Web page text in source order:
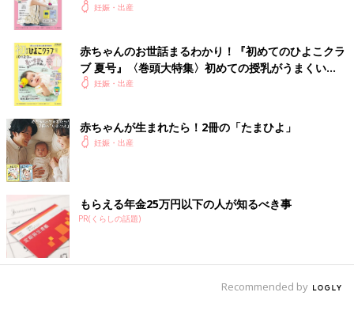
「親になるからって消えないよ」 2/6
妊娠検査薬を見て思わず「どうしよう、ムリだよ」と言
ってしまった
妊娠・出産
赤ちゃんのお世話まるわかり！『初めてのひよこクラ
ブ 夏号』〈巻頭大特集〉初めての授乳がうまくい
く！ おっぱい・ミルクの基本と夏のトラブル 解決テ
妊娠・出産
赤ちゃんが生まれたら！2冊の「たまひよ」
妊娠・出産
もらえる年金25万円以下の人が知るべき事
PR(くらしの話題)
Recommended by